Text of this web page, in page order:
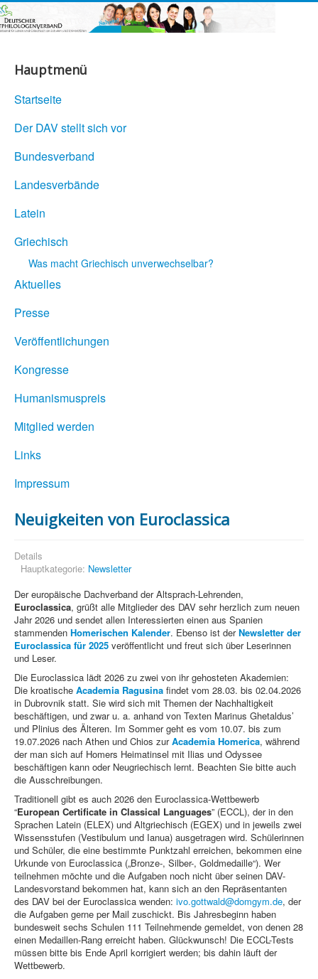
Hauptmenü
Startseite
Der DAV stellt sich vor
Bundesverband
Landesverbände
Latein
Griechisch
Was macht Griechisch unverwechselbar?
Aktuelles
Presse
Veröffentlichungen
Kongresse
Humanismuspreis
Mitglied werden
Links
Impressum
Neuigkeiten von Euroclassica
Details
Hauptkategorie: Newsletter
Der europäische Dachverband der Altsprach-Lehrenden,
Euroclassica, grüßt alle Mitglieder des DAV sehr herzlich zum neuen
Jahr 2026 und sendet allen Interessierten einen aus Spanien
stammenden Homerischen Kalender. Ebenso ist derNewsletter der
Euroclassica für 2025 veröffentlicht und freut sich über Leserinnen
und Leser.
Die Euroclassica lädt 2026 zu zwei von ihr gehosteten Akademien:
Die kroatische Academia Ragusina findet vom 28.03. bis 02.04.2026
in Dubrovnik statt. Sie wird sich mit Themen der Nachhaltigkeit
beschäftigen, und zwar u. a. anhand von Texten Marinus Ghetaldus’
und Plinius des Älteren. Im Sommer geht es vom 10.07. bis zum
19.07.2026 nach Athen und Chios zurAcademia Homerica, während
der man sich auf Homers Heimatinsel mit Ilias und Odyssee
beschäftigen kann oder Neugriechisch lernt. Beachten Sie bitte auch
die Ausschreibungen.
Traditionell gibt es auch 2026 den Euroclassica-Wettbewerb
“European Certificate in Classical Languages” (ECCL), der in den
Sprachen Latein (ELEX) und Altgriechisch (EGEX) und in jeweils zwei
Wissensstufen (Vestibulum und Ianua) ausgetragen wird. Schülerinnen
und Schüler, die eine bestimmte Punktzahl erreichen, bekommen eine
Urkunde von Euroclassica („Bronze-, Silber-, Goldmedaille“). Wer
teilnehmen möchte und die Aufgaben noch nicht über seinen DAV-
Landesvorstand bekommen hat, kann sich an den Repräsentanten
des DAV bei der Euroclassica wenden: ivo.gottwald@domgym.de, der
die Aufgaben gerne per Mail zuschickt. Bis Jahresbeginn haben
bundesweit sechs Schulen 111 Teilnehmende gemeldet, von denen 28
einen Medaillen-Rang erreicht haben. Glückwunsch! Die ECCL-Tests
müssen bitte bis Ende April korrigiert werden; bis dahin läuft der
Wettbewerb.